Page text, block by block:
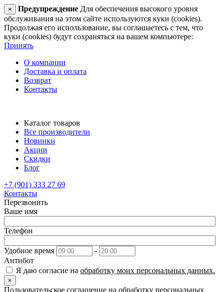
× Предупреждение Для обеспечения высокого уровня
обслуживания на этом сайте используются куки (cookies).
Продолжая его использование, вы соглашаетесь с тем, что
куки (cookies) будут сохраняться на вашем компьютере:
Принять
О компании
Доставка и оплата
Возврат
Контакты
Каталог товаров
Все производители
Новинки
Акции
Скидки
Блог
+7 (901) 333 27 69
Контакты
Перезвонить
Ваше имя
Телефон
Удобное время
-
Антибот
Я даю согласие на обработку моих персональных данных.
×
Пользовательское соглашение на обработку персональных